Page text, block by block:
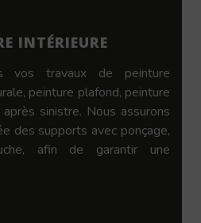
INTÉRIEURE
vos travaux de peinture
peinture plafond, peinture
sinistre. Nous assurons
des supports avec ponçage,
afin de garantir une